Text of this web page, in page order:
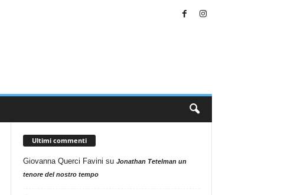
Ultimi commenti
Giovanna Querci Favini su Jonathan Tetelman un
tenore del nostro tempo